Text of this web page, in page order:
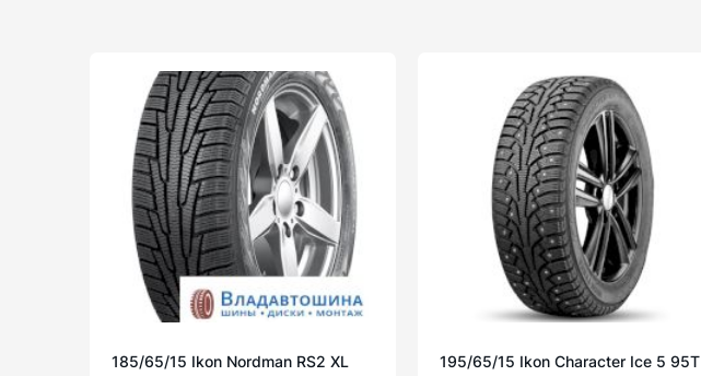
185/65/15 Ikon Nordman RS2 XL
195/65/15 Ikon Character Ice 5 95T